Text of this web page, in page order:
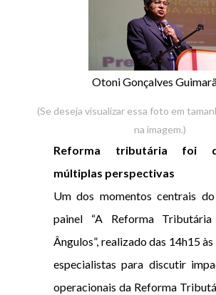
Otoni Gonçalves
(Se deseja visualizar essa foto em
na imagem.)
Reforma tributária foi
múltiplas perspectivas
Um dos momentos centrais
painel “A Reforma
Ângulos”, realizado das 14h15
especialistas para discutir
operacionais da Reforma